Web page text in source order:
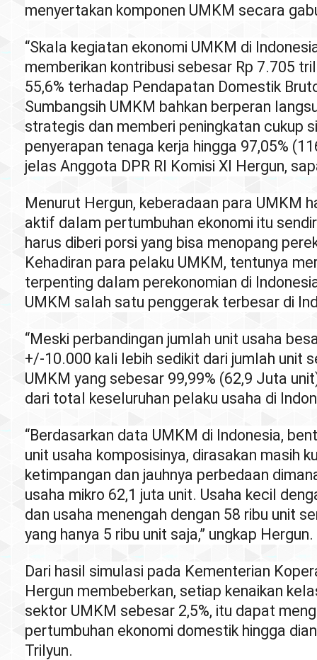
menyertakan komponen UMKM secara
“Skala kegiatan ekonomi UMKM di
memberikan kontribusi sebesar Rp 7.705
55,6% terhadap Pendapatan Domestik
Sumbangsih UMKM bahkan berperan
strategis dan memberi peningkatan cukup
penyerapan tenaga kerja hingga 97,05%
jelas Anggota DPR RI Komisi XI Hergun,
Menurut Hergun, keberadaan para UMKM
aktif dalam pertumbuhan ekonomi itu
harus diberi porsi yang bisa menopang
Kehadiran para pelaku UMKM, tentunya
terpenting dalam perekonomian di
UMKM salah satu penggerak terbesar di
“Meski perbandingan jumlah unit usaha
+/-10.000 kali lebih sedikit dari jumlah unit
UMKM yang sebesar 99,99% (62,9 Juta
dari total keseluruhan pelaku usaha di
“Berdasarkan data UMKM di Indonesia,
unit usaha komposisinya, dirasakan masih
ketimpangan dan jauhnya perbedaan
usaha mikro 62,1 juta unit. Usaha kecil
dan usaha menengah dengan 58 ribu unit
yang hanya 5 ribu unit saja,” ungkap Hergun.
Dari hasil simulasi pada Kementerian
Hergun membeberkan, setiap kenaikan
sektor UMKM sebesar 2,5%, itu dapat
pertumbuhan ekonomi domestik hingga
Trilyun.